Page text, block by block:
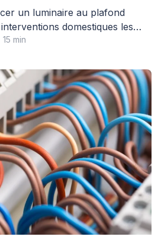
un luminaire au plafond
domestiques les
elle soulève des questions
résiste au perçage,
semble
que le poids du luminaire
légitime d’hésiter
15 min